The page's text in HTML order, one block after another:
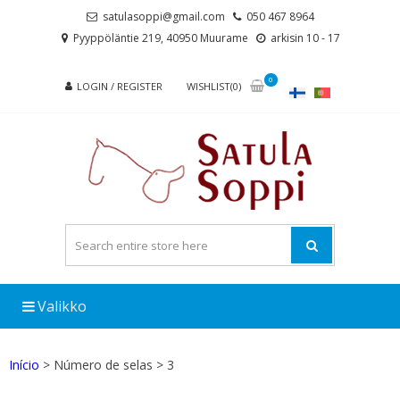
satulasoppi@gmail.com
050 467 8964
Pyyppöläntie 219, 40950 Muurame
arkisin 10 - 17
LOGIN / REGISTER WISHLIST(0)
0
Valikko
Início > Número de selas > 3